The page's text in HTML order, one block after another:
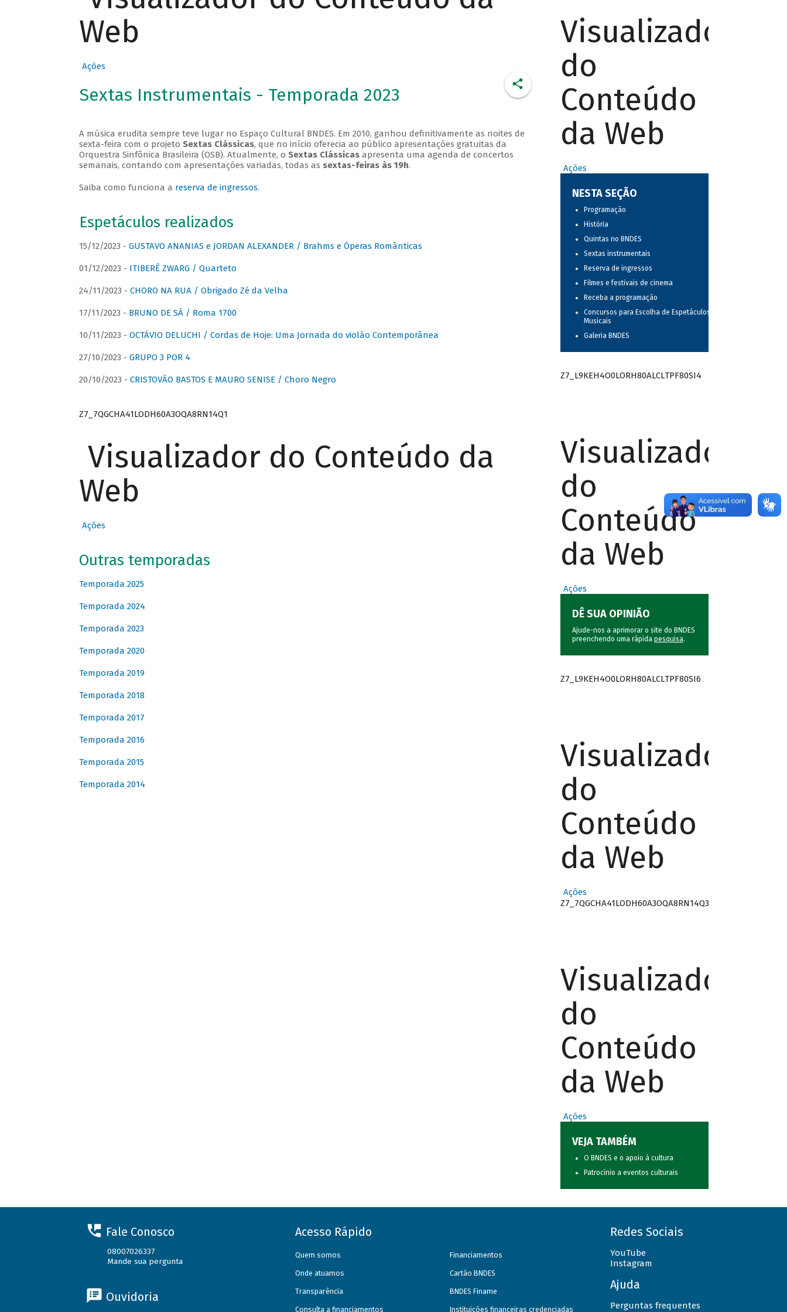
Web
Ações
Sextas Instrumentais - Temporada 2023
A música erudita sempre teve lugar no Espaço Cultural BNDES. Em 2010, ganhou definitivamente as noites de
sexta-feira com o projeto Sextas Clássicas, que no início oferecia ao público apresentações gratuitas da
Orquestra Sinfônica Brasileira (OSB). Atualmente, o Sextas Clássicasapresenta uma agenda de concertos
semanais, contando com apresentações variadas, todas as sextas-feiras às 19h.
Saiba como funciona a reserva de ingressos.
Espetáculos realizados
15/12/2023 - GUSTAVO ANANIAS e JORDAN ALEXANDER / Brahms e Óperas Românticas
01/12/2023 - ITIBERÊ ZWARG / Quarteto
24/11/2023 - CHORO NA RUA / Obrigado Zé da Velha
17/11/2023 - BRUNO DE SÁ / Roma 1700
10/11/2023 - OCTÁVIO DELUCHI / Cordas de Hoje: Uma Jornada do violão Contemporânea
27/10/2023 - GRUPO 3 POR 4
20/10/2023 - CRISTOVÃO BASTOS E MAURO SENISE / Choro Negro
Z7_7QGCHA41LODH60A3OQA8RN14Q1
Visualizador do Conteúdo da
Web
Ações
Outras temporadas
Temporada 2025
Temporada 2024
Temporada 2023
Temporada 2020
Temporada 2019
Temporada 2018
Temporada 2017
Temporada 2016
Temporada 2015
Temporada 2014
Visualizador
do
Conteúdo
da Web
Ações
NESTA SEÇÃO
Programação
História
Quintas no BNDES
Sextas instrumentais
Reserva de ingressos
Filmes e festivais de cinema
Receba a programação
Concursos para Escolha de Espetáculos
Musicais
Galeria BNDES
Z7_L9KEH4O0LORH80ALCLTPF80SI4
Visualizador
do
Conteúdo
da Web
Ações
DÊ SUA OPINIÃO
Ajude-nos a aprimorar o site do BNDES
preenchendo uma rápida pesquisa.
Z7_L9KEH4O0LORH80ALCLTPF80SI6
Visualizador
do
Conteúdo
da Web
Ações
Z7_7QGCHA41LODH60A3OQA8RN14Q3
Visualizador
do
Conteúdo
da Web
Ações
VEJA TAMBÉM
O BNDES e o apoio à cultura
Patrocínio a eventos culturais
Fale Conosco
08007026337
Mande sua pergunta
Ouvidoria
Acesso Rápido
Quem somos
Onde atuamos
Transparência
Consulta a financiamentos
Financiamentos
Cartão BNDES
BNDES Finame
Instituições financeiras credenciadas
Redes Sociais
YouTube
Instagram
Ajuda
Perguntas frequentes